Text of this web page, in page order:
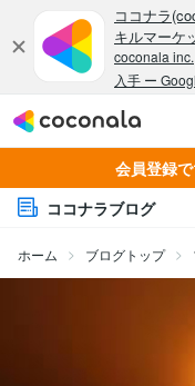
会員登録
ココナラブログ
ホーム ブログトップ